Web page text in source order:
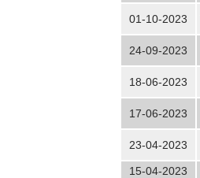
01-10-2023
24-09-2023
18-06-2023
17-06-2023
23-04-2023
15-04-2023